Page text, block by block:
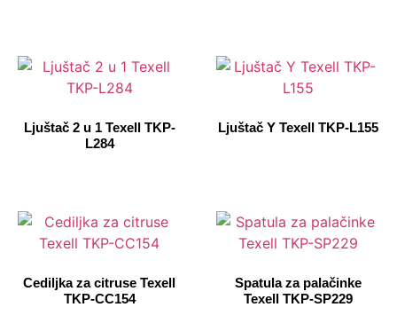
Ljuštač 2 u 1 Texell TKP-
L284
Ljuštač Y Texell TKP-L155
Cediljka za citruse Texell
TKP-CC154
Spatula za palačinke
Texell TKP-SP229